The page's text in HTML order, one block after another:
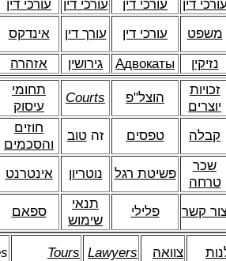
עורכי דין עורכי דין עורכי דין עורכי דין
אינדקס עורך דין עורכי דין משפט
אזהרה גירושין Адвокаты נזיקין
תחומי
עיסוק
Courts הוצל"פ
זכויות
יוצרים
חוזים
והסכמים
זהטוב טפסים קבלה
אינטרנט נוטריון פשיטת רגל
שכר
טרחה
ספאם
תנאי
שימוש
פלילי קשר
Tours Lawyers צוואה